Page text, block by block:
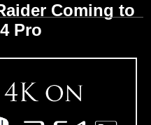
Coming to
Pro